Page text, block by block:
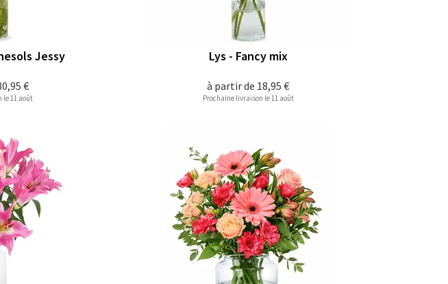
€
Jessy
le 11 août
à partir de 18,95 €
Lys - Fancy mix
Prochaine livraison le 11 août